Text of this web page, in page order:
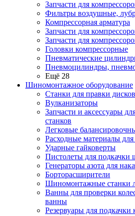
Запчасти для
Фильтры воздушные,
Компрессорная арматура
Запчасти для
Запчасти для
Головки компрессорные
Пневматические
Пневмоцилиндры,
Ещё 28
Шиномонтажное оборудование
Станки для правки дисков
Вулканизаторы
Запчасти и аксессуары
станков
Легковые
Расходные материалы
Ударные гайковерты
Пистолеты для подкачки
Генераторы азота для
Борторасширители
Шиномонтажные станки
Ванны для проверки
ванны
Резервуары для подкачки